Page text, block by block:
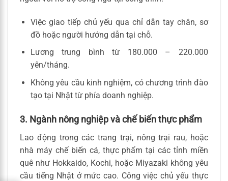
Việc giao tiếp chủ yếu qua chỉ dẫn tay chân, sơ
đồ hoặc người hướng dẫn tại chỗ.
Lương trung bình từ 180.000 – 220.000
yên/tháng.
Không yêu cầu kinh nghiệm, có chương trình đào
tạo tại Nhật từ phía doanh nghiệp.
3. Ngành nông nghiệp và chế biến thực phẩm
Lao động trong các trang trại, nông trại rau, hoặc
nhà máy chế biến cá, thực phẩm tại các tỉnh miền
quê như Hokkaido, Kochi, hoặc Miyazaki không yêu
cầu tiếng Nhật ở mức cao. Công việc chủ yếu thực